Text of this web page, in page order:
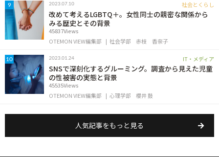
9 2023.07.10 社会とくらし
改めて考えるLGBTQ＋。女性同士の親密な関係から
みる歴史とその背景
45837Views
OTEMON VIEW編集部
社会学部 赤枝 香奈子
10 2023.01.24 IT・メディア
SNSで深刻化するグルーミング。調査から見えた児童
の性被害の実態と背景
45535Views
OTEMON VIEW編集部
心理学部 櫻井 鼓
人気記事をもっと見る